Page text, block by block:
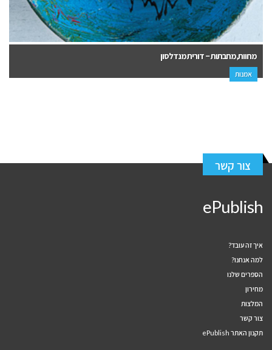
מחוות, מחבתות – דורית מנדלסון
אמנות
צור קשר
ePublish
איך זה עובד?
למה אנחנו?
הספרים שלנו
מחירון
המלצות
צור קשר
תקנון האתר ePublish